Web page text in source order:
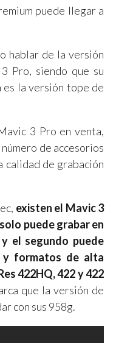
puede llegar a
hablar de la versión
Pro, siendo que su
es la versión tope de
3 Pro en venta,
de accesorios
calidad de grabación
existen el Mavic 3
puede grabar en
el segundo puede
y formatos de alta
422HQ, 422 y 422
que la versión de
con sus 958g.